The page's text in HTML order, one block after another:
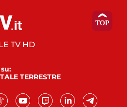
TV HD
TERRESTRE